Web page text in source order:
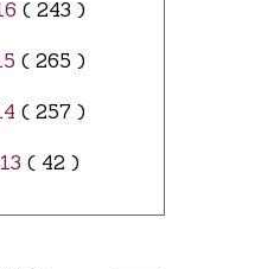
( 243 )
( 265 )
( 257 )
( 42 )